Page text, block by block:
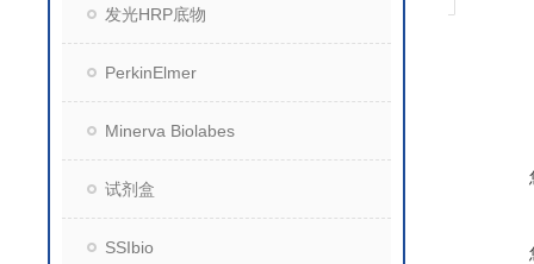
发光HRP底物
PerkinElmer
Minerva Biolabes
试剂盒
SSIbio